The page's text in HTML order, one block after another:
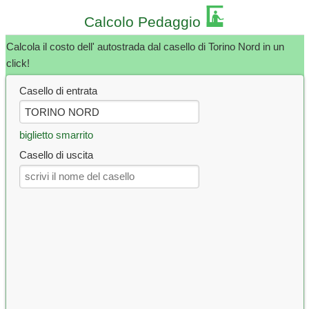
Calcolo Pedaggio
Calcola il costo dell' autostrada dal casello di Torino Nord in un
click!
Casello di entrata
biglietto smarrito
Casello di uscita